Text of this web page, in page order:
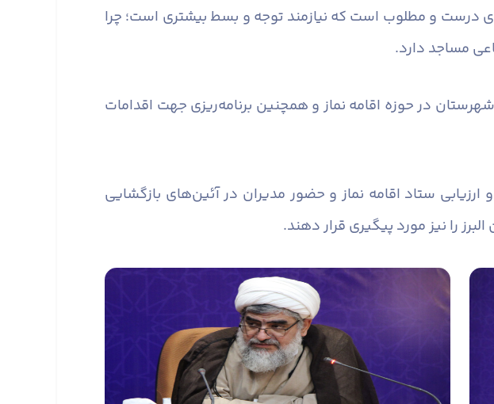
درست و مطلوب است که نیازمند توجه و بسط بیشتری است؛ چرا
مساجد دارد.
در حوزه اقامه نماز و همچنین برنامه‌ریزی جهت اقدامات
ستاد اقامه نماز و حضور مدیران در آئین‌های بازگشایی
را نیز مورد پیگیری قرار دهند.